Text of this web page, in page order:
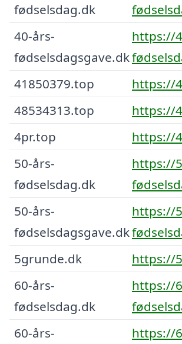
fødselsdag.dk
40-års-
fødselsdagsgave.dk
https://
41850379.top
https://
48534313.top
https://
4pr.top
https://
50-års-
fødselsdag.dk
https://
50-års-
fødselsdagsgave.dk
https://
5grunde.dk
https://
60-års-
fødselsdag.dk
https://
60-års-
https://